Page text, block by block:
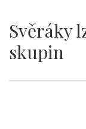
Svěráky
skupin